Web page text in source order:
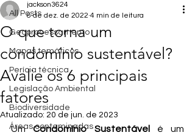
All Posts
Geoprocessamento
Mapas temáticos
Perícia técnica
Legislação Ambiental
Biodiversidade
Áreas contaminadas
O que torna um
condomínio sustentável?
Avalie os 6 principais
fatores
jackson3624
8 de dez. de 2022 4 min de leitura
Atualizado: 20 de jun. de 2023
Um Condomínio Sustentável é um